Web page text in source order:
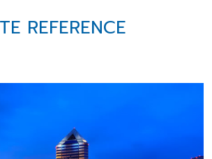
REFERENCE